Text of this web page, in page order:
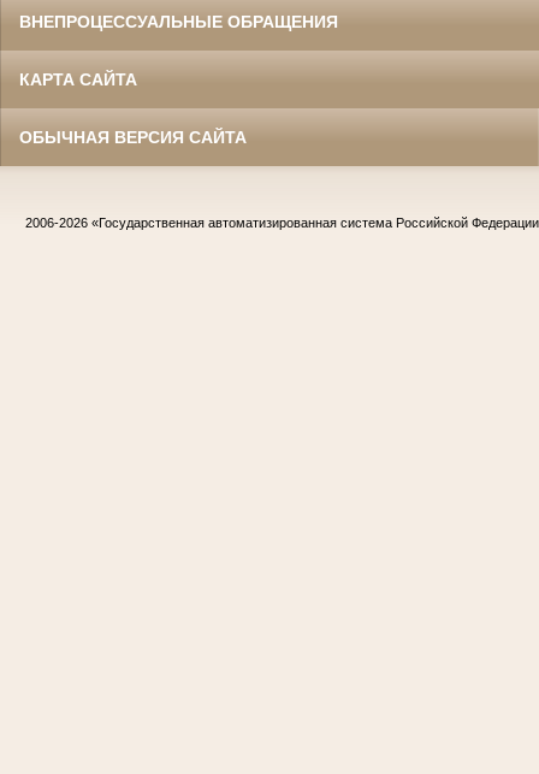
ВНЕПРОЦЕССУАЛЬНЫЕ ОБРАЩЕНИЯ
КАРТА САЙТА
ОБЫЧНАЯ ВЕРСИЯ САЙТА
2006-2026 «Государственная автоматизированная система Российской